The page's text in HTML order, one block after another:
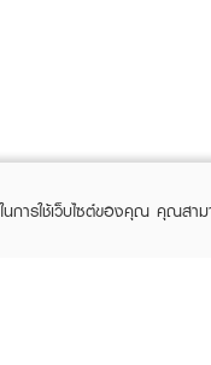
การใช้เว็บไซต์ของคุณ คุณสาม